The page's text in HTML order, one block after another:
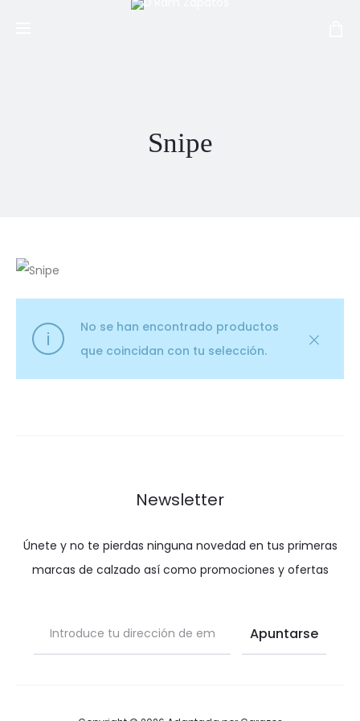
Snipe
No se han encontrado productos
que coincidan con tu selección.
Newsletter
Únete y no te pierdas ninguna novedad en tus primeras
marcas de calzado así como promociones y ofertas